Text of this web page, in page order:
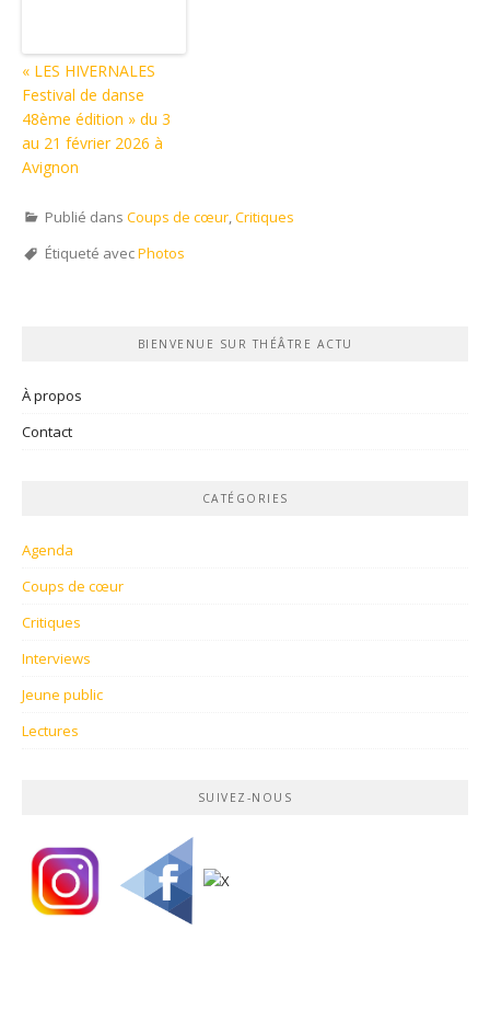
« LES HIVERNALES
Festival de danse
48ème édition » du 3
au 21 février 2026 à
Avignon
Publié dans Coups de cœur,Critiques
Étiqueté avecPhotos
BIENVENUE SUR THÉÂTRE ACTU
À propos
Contact
CATÉGORIES
Agenda
Coups de cœur
Critiques
Interviews
Jeune public
Lectures
SUIVEZ-NOUS